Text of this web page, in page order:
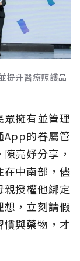
提升醫療照護品
擁有並管理
App的眷屬管
亮妤分享，
中南部，儘
授權他綁定
，立刻請假
與藥物，才